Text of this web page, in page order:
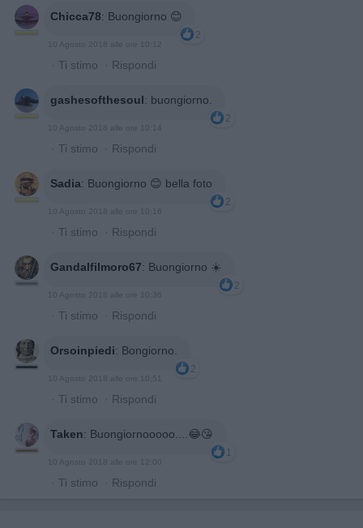
Chicca78: Buongiorno 😊
2
10 Agosto 2018 alle ore 10:12
· Ti stimo · Rispondi
gashesofthesoul: buongiorno.
2
10 Agosto 2018 alle ore 10:14
· Ti stimo · Rispondi
Sadia: Buongiorno 😊 bella foto
2
10 Agosto 2018 alle ore 10:16
· Ti stimo · Rispondi
Gandalfilmoro67: Buongiorno ☀️
2
10 Agosto 2018 alle ore 10:36
· Ti stimo · Rispondi
Orsoinpiedi: Bongiorno.
2
10 Agosto 2018 alle ore 10:51
· Ti stimo · Rispondi
Taken: Buongiornooooo....😂😘
1
10 Agosto 2018 alle ore 12:00
· Ti stimo · Rispondi